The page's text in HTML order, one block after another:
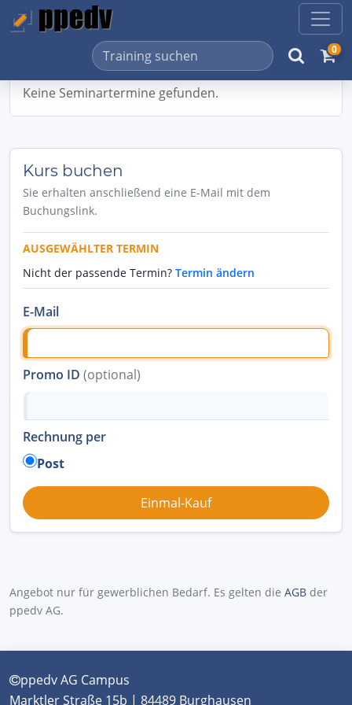
0
Keine Seminartermine gefunden.
Kurs buchen
Sie erhalten anschließend eine E-Mail mit dem
Buchungslink.
AUSGEWÄHLTER TERMIN
Nicht der passende Termin? Termin ändern
E-Mail
Promo ID (optional)
Rechnung per
Post
Angebot nur für gewerblichen Bedarf. Es gelten die AGB der
ppedv AG.
ppedv AG Campus
Marktler Straße 15b | 84489 Burghausen